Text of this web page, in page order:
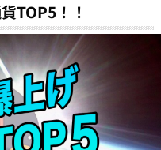
TOP5！！